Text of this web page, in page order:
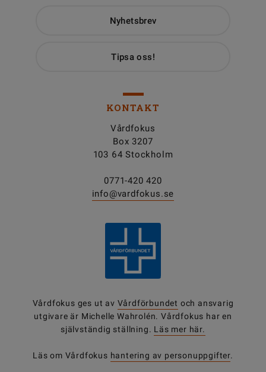
Nyhetsbrev
Tipsa oss!
KONTAKT
Vårdfokus
Box 3207
103 64 Stockholm
0771-420 420
info@vardfokus.se
Vårdfokus ges ut av Vårdförbundet och ansvarig
utgivare är Michelle Wahrolén. Vårdfokus har en
självständig ställning. Läs mer här.
Läs om Vårdfokus hantering av personuppgifter.